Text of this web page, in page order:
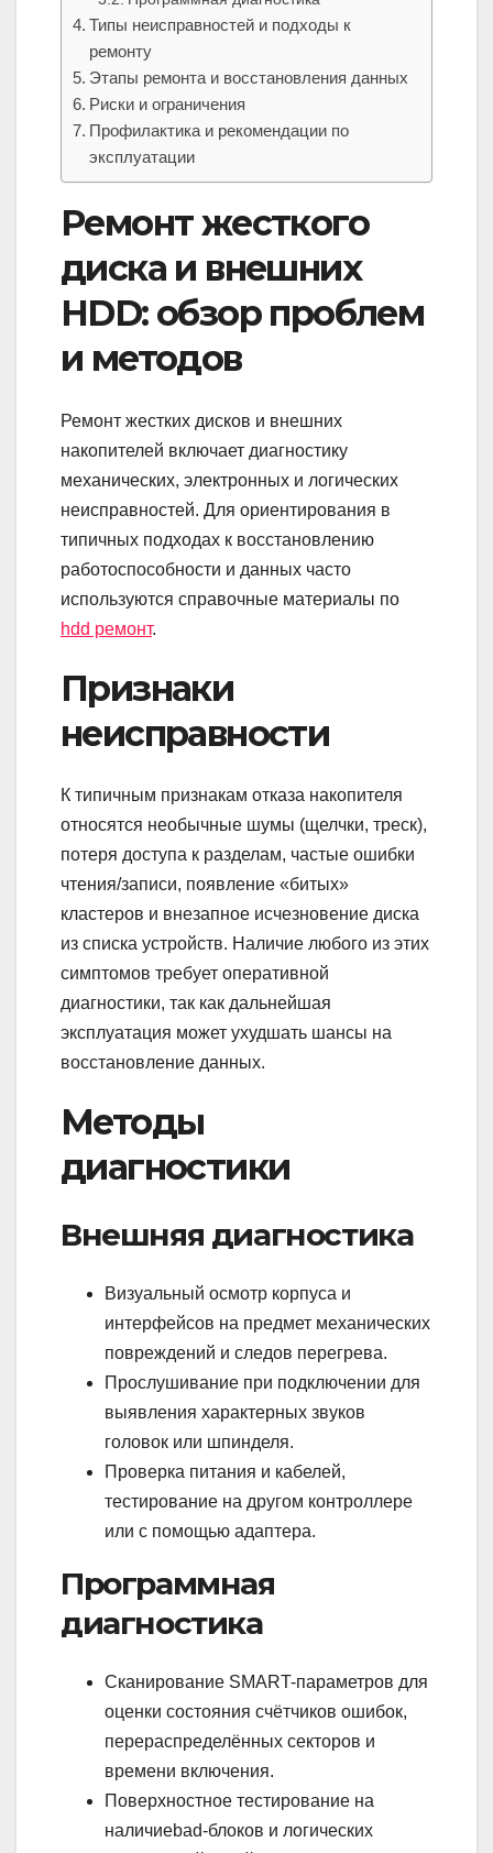
Типы неисправностей и подходы к
ремонту
Этапы ремонта и восстановления данных
Риски и ограничения
Профилактика и рекомендации по
эксплуатации
Ремонт жесткого
диска и внешних
HDD: обзор проблем
и методов
Ремонт жестких дисков и внешних
накопителей включает диагностику
механических, электронных и логических
неисправностей. Для ориентирования в
типичных подходах к восстановлению
работоспособности и данных часто
используются справочные материалы по
hdd ремонт.
Признаки
неисправности
К типичным признакам отказа накопителя
относятся необычные шумы (щелчки, треск),
потеря доступа к разделам, частые ошибки
чтения/записи, появление «битых»
кластеров и внезапное исчезновение диска
из списка устройств. Наличие любого из этих
симптомов требует оперативной
диагностики, так как дальнейшая
эксплуатация может ухудшать шансы на
восстановление данных.
Методы
диагностики
Внешняя диагностика
Визуальный осмотр корпуса и
интерфейсов на предмет механических
повреждений и следов перегрева.
Прослушивание при подключении для
выявления характерных звуков
головок или шпинделя.
Проверка питания и кабелей,
тестирование на другом контроллере
или с помощью адаптера.
Программная
диагностика
Сканирование SMART-параметров для
оценки состояния счётчиков ошибок,
перераспределённых секторов и
времени включения.
Поверхностное тестирование на
наличиеbad-блоков и логических